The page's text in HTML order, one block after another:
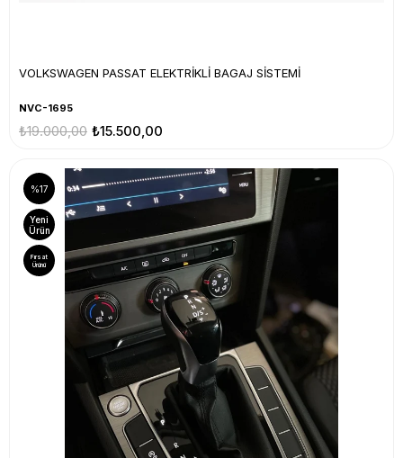
VOLKSWAGEN PASSAT ELEKTRİKLİ BAGAJ SİSTEMİ
NVC-1695
₺15.500,00
₺19.000,00
%17
Yeni
Ürün
Fırsat
Ürünü